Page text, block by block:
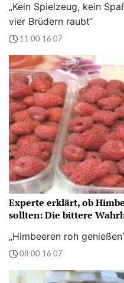
„Kein Spielzeug, kein
vier Brüdern raubt“
11:00 16.07
Experte erklärt, ob
sollten: Die bittere
„Himbeeren roh
08:00 16.07